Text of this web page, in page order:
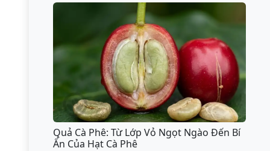
Quả Cà Phê: Từ Lớp Vỏ Ngọt Ngào Đến Bí
Ẩn Của Hạt Cà Phê